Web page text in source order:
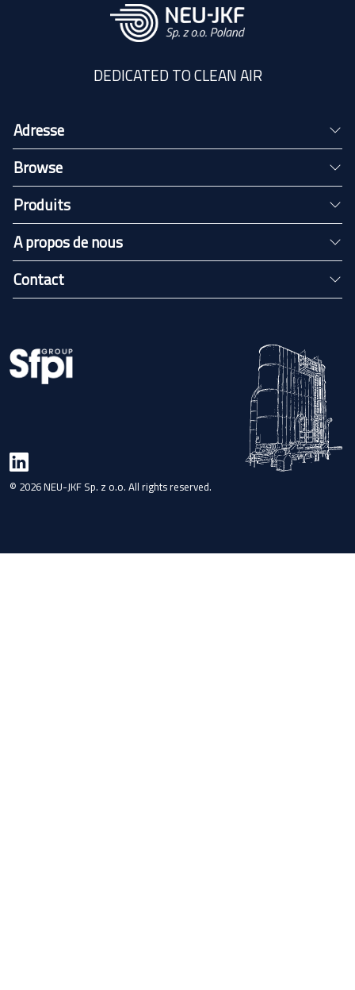
DEDICATED TO CLEAN AIR
Adresse
Browse
Produits
A propos de nous
Contact
© 2026 NEU-JKF Sp. z o.o. All rights reserved.